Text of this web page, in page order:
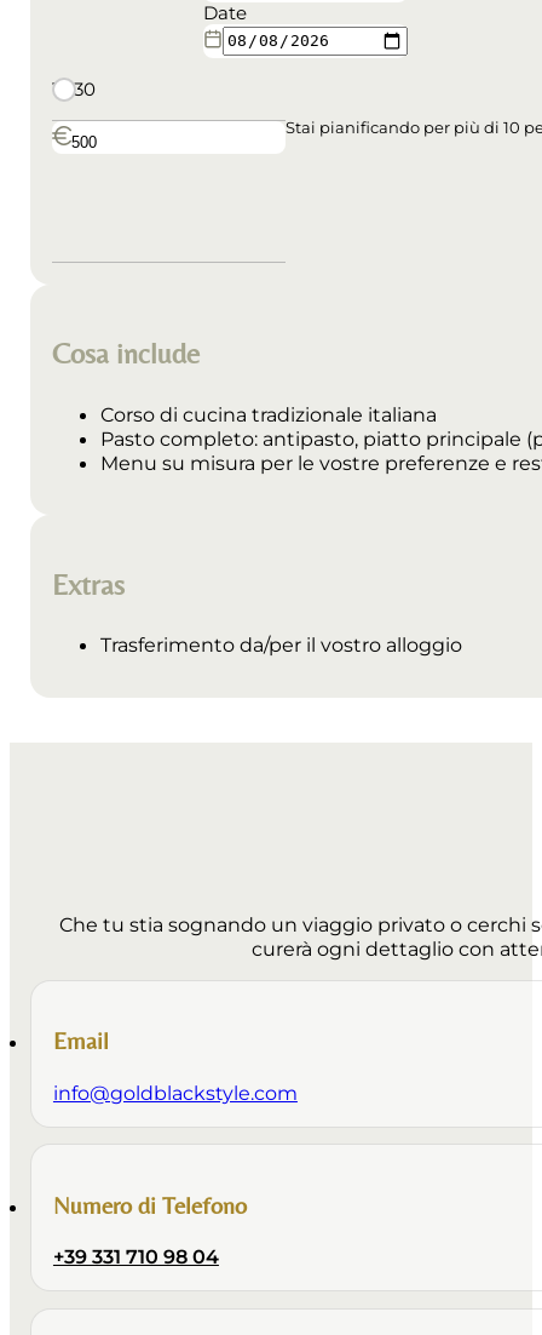
Date
18:30
Stai pianificando per più di 10
Cosa include
Corso di cucina tradizionale italiana
Pasto completo: antipasto, piatto principale
Menu su misura per le vostre preferenze e
Extras
Trasferimento da/per il vostro alloggio
Che tu stia sognando un viaggio privato o cerchi
curerà ogni dettaglio con
Email
info@goldblackstyle.com
Numero di Telefono
+39 331 710 98 04